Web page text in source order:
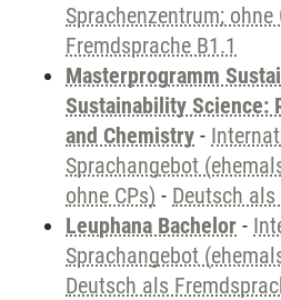
Sprachenzentrum; ohne
Fremdsprache B1.1
Masterprogramm
Sustainability Science:
and Chemistry -
Sprachangebot
ohne CPs) - Deutsch als
Leuphana Bachelor -
Sprachangebot
Deutsch als